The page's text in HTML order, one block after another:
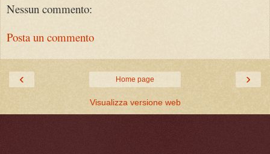
Nessun commento:
Posta un commento
‹ ›
Home page
Visualizza versione web